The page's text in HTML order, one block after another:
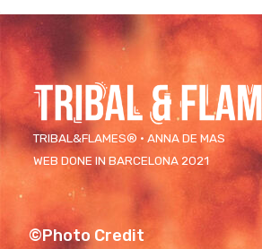
TRIBAL&FLAMES® · ANNA DE MAS
WEB DONE IN BARCELONA 2021
©Photo Credit